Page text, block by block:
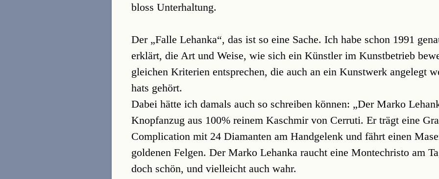
bloss Unterhaltung.
Der „Falle Lehanka“, das ist so eine Sache. Ich habe schon 1991
erklärt, die Art und Weise, wie sich ein Künstler im Kunstbetrieb
gleichen Kriterien entsprechen, die auch an ein Kunstwerk angelegt
hats gehört.
Dabei hätte ich damals auch so schreiben können: „Der Marko
Knopfanzug aus 100% reinem Kaschmir von Cerruti. Er trägt eine
Complication mit 24 Diamanten am Handgelenk und fährt einen
goldenen Felgen. Der Marko Lehanka raucht eine Montechristo am
doch schön, und vielleicht auch wahr.